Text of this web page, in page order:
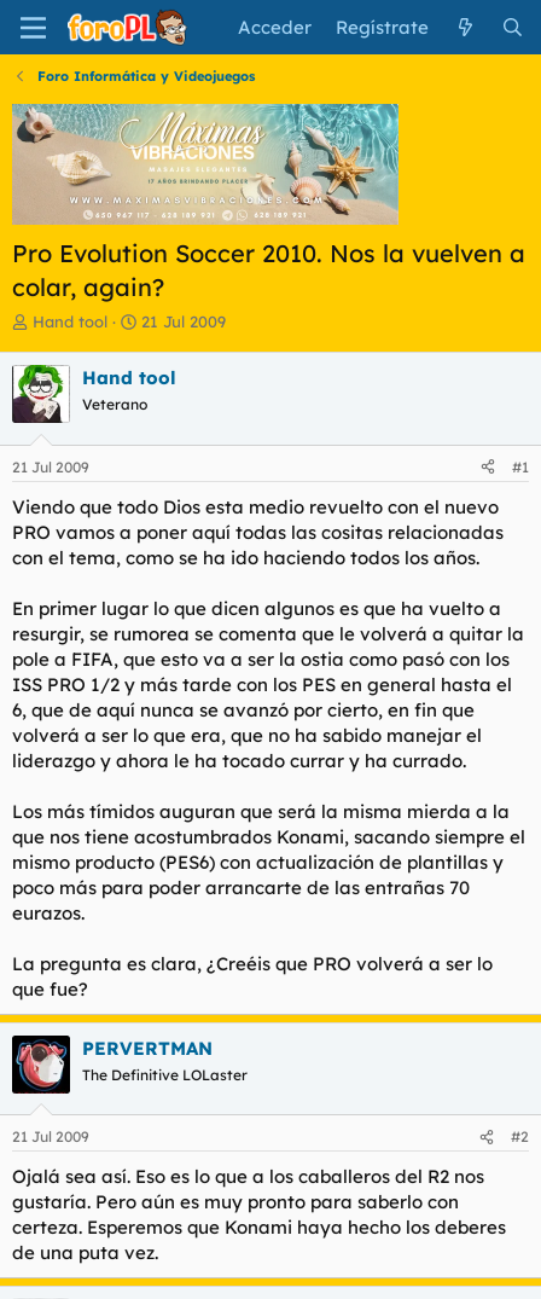
Acceder Regístrate
Foro Informática y Videojuegos
Pro Evolution Soccer 2010. Nos la vuelven a
colar, again?
I
i
c
i
a
d
o
d
e
l
e
m
a
Hand tool
F
h
a
e
i
c
i
21 Jul 2009
Hand tool
Veterano
21 Jul 2009 #1
Viendo que todo Dios esta medio revuelto con el nuevo
PRO vamos a poner aquí todas las cositas relacionadas
con el tema, como se ha ido haciendo todos los años.
En primer lugar lo que dicen algunos es que ha vuelto a
resurgir, se rumorea se comenta que le volverá a quitar la
pole a FIFA, que esto va a ser la ostia como pasó con los
ISS PRO 1/2 y más tarde con los PES en general hasta el
6, que de aquí nunca se avanzó por cierto, en fin que
volverá a ser lo que era, que no ha sabido manejar el
liderazgo y ahora le ha tocado currar y ha currado.
Los más tímidos auguran que será la misma mierda a la
que nos tiene acostumbrados Konami, sacando siempre el
mismo producto (PES6) con actualización de plantillas y
poco más para poder arrancarte de las entrañas 70
eurazos.
La pregunta es clara, ¿Creéis que PRO volverá a ser lo
que fue?
PERVERTMAN
The Definitive LOLaster
21 Jul 2009 #2
Ojalá sea así. Eso es lo que a los caballeros del R2 nos
gustaría. Pero aún es muy pronto para saberlo con
certeza. Esperemos que Konami haya hecho los deberes
de una puta vez.